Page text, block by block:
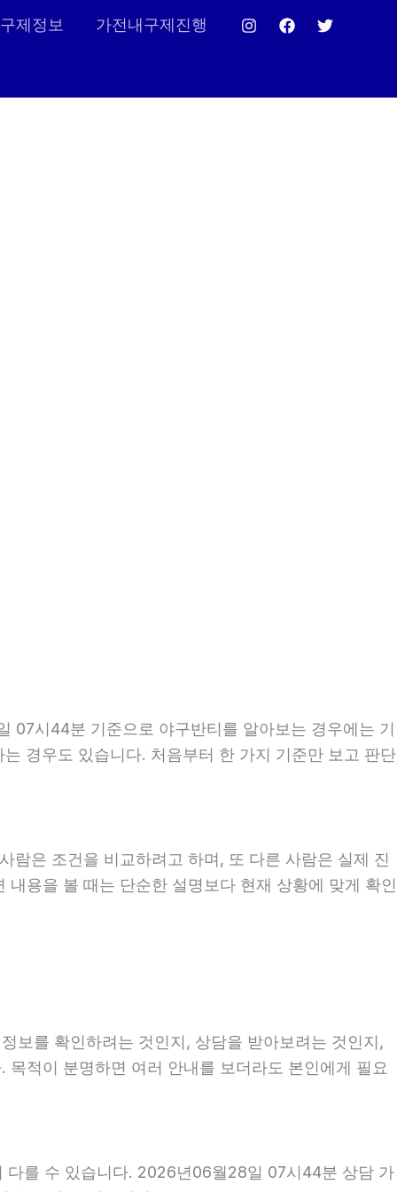
제정보 가전내구제진행
07시44분 기준으로 야구반티를 알아보는 경우에는 기
경우도 있습니다. 처음부터 한 가지 기준만 보고 판단
람은 조건을 비교하려고 하며, 또 다른 사람은 실제 진
용을 볼 때는 단순한 설명보다 현재 상황에 맞게 확인
보를 확인하려는 것인지, 상담을 받아보려는 것인지,
적이 분명하면 여러 안내를 보더라도 본인에게 필요
다를 수 있습니다. 2026년06월28일 07시44분 상담 가